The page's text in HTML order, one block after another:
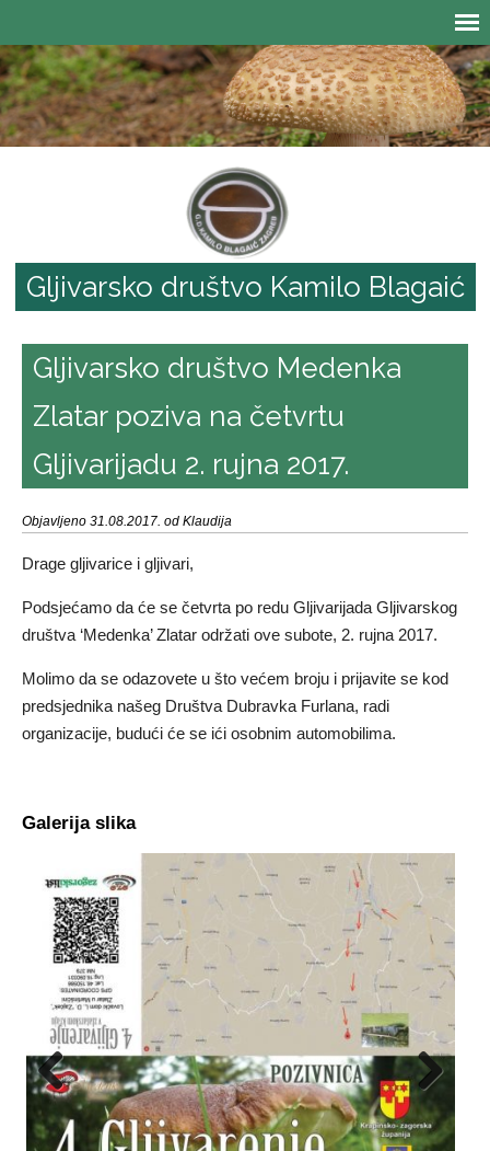
Gljivarsko društvo Kamilo Blagaić
Gljivarsko društvo Medenka
Zlatar poziva na četvrtu
Gljivarijadu 2. rujna 2017.
Objavljeno 31.08.2017. od Klaudija
Drage gljivarice i gljivari,
Podsjećamo da će se četvrta po redu Gljivarijada Gljivarskog
društva ‘Medenka’ Zlatar održati ove subote, 2. rujna 2017.
Molimo da se odazovete u što većem broju i prijavite se kod
predsjednika našeg Društva Dubravka Furlana, radi
organizacije, budući će se ići osobnim automobilima.
Galerija slika
Previous Next